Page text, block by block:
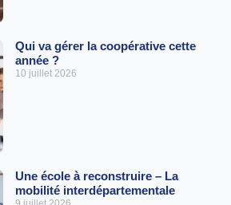
Qui va gérer la coopérative cette
année ?
10 juillet 2026
Une école à reconstruire – La
mobilité interdépartementale